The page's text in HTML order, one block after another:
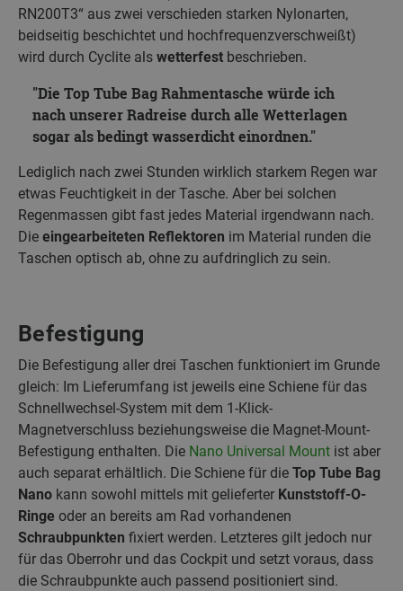
RN200T3“ aus zwei verschieden starken Nylonarten,
beidseitig beschichtet und hochfrequenzverschweißt)
wird durch Cyclite als wetterfest beschrieben.
Die Top Tube Bag Rahmentasche würde ich
nach unserer Radreise durch alle Wetterlagen
sogar als bedingt wasserdicht einordnen.
Lediglich nach zwei Stunden wirklich starkem Regen war
etwas Feuchtigkeit in der Tasche. Aber bei solchen
Regenmassen gibt fast jedes Material irgendwann nach.
Die eingearbeiteten Reflektoren im Material runden die
Taschen optisch ab, ohne zu aufdringlich zu sein.
Befestigung
Die Befestigung aller drei Taschen funktioniert im Grunde
gleich: Im Lieferumfang ist jeweils eine Schiene für das
Schnellwechsel-System mit dem 1-Klick-
Magnetverschluss beziehungsweise die Magnet-Mount-
Befestigung enthalten. Die Nano Universal Mount ist aber
auch separat erhältlich. Die Schiene für die Top Tube Bag
Nano kann sowohl mittels mit gelieferter Kunststoff-O-
Ringe oder an bereits am Rad vorhandenen
Schraubpunkten fixiert werden. Letzteres gilt jedoch nur
für das Oberrohr und das Cockpit und setzt voraus, dass
die Schraubpunkte auch passend positioniert sind.